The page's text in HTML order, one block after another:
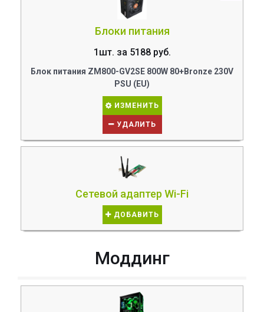
Блоки питания
1шт. за 5188 руб.
Блок питания ZM800-GV2SE 800W 80+Bronze 230V
PSU (EU)
ИЗМЕНИТЬ
УДАЛИТЬ
Сетевой адаптер Wi-Fi
ДОБАВИТЬ
Моддинг